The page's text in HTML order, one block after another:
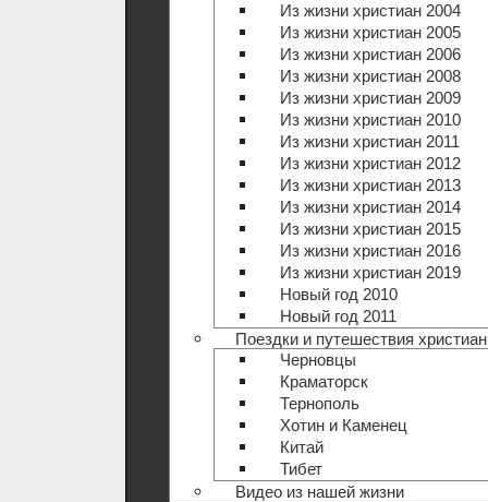
Из жизни христиан 2004
Из жизни христиан 2005
Из жизни христиан 2006
Из жизни христиан 2008
Из жизни христиан 2009
Из жизни христиан 2010
Из жизни христиан 2011
Из жизни христиан 2012
Из жизни христиан 2013
Из жизни христиан 2014
Из жизни христиан 2015
Из жизни христиан 2016
Из жизни христиан 2019
Новый год 2010
Новый год 2011
Поездки и путешествия христиан
Черновцы
Краматорск
Тернополь
Хотин и Каменец
Китай
Тибет
Видео из нашей жизни